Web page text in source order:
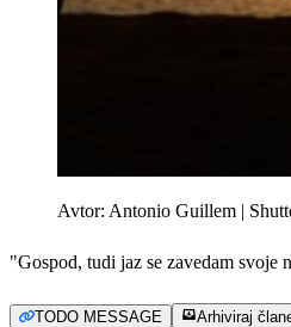
Avtor: Antonio Guillem |
"Gospod, tudi jaz se zavedam svoje
TODO MESSAGE Arhiviraj